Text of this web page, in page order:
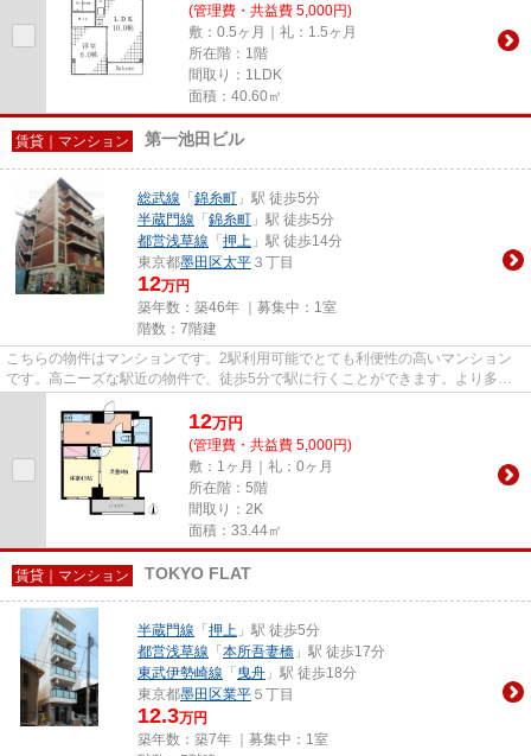
(管理費・共益費 5,000円)
敷：0.5ヶ月｜礼：1.5ヶ月
所在階：1階
間取り：1LDK
面積：40.60㎡
賃貸｜マンション 第一池田ビル
総武線 「 錦糸町 」駅 徒歩5分
半蔵門線 「 錦糸町 」駅 徒歩5分
都営浅草線 「 押上 」駅 徒歩14分
東京都墨田区太平 ３丁目
12万円
築年数：築46年 ｜募集中： 1室
階数：7階建
こちらの物件はマンションです。2駅利用可能でとても利便性の高いマンション
です。高ニーズな駅近の物件で、徒歩5分で駅に行くことができます。より多く
の不動産情報をお求めなら、ま...
12万円
(管理費・共益費 5,000円)
敷：1ヶ月｜礼：0ヶ月
所在階：5階
間取り：2K
面積：33.44㎡
賃貸｜マンション TOKYO FLAT
半蔵門線 「 押上 」駅 徒歩5分
都営浅草線 「 本所吾妻橋 」駅 徒歩17分
東武伊勢崎線 「 曳舟 」駅 徒歩18分
東京都墨田区業平 ５丁目
12.3万円
築年数：築7年 ｜募集中： 1室